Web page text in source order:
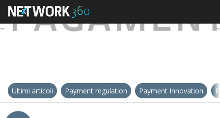
Ultimi articoli Payment regulation Payment Innovation